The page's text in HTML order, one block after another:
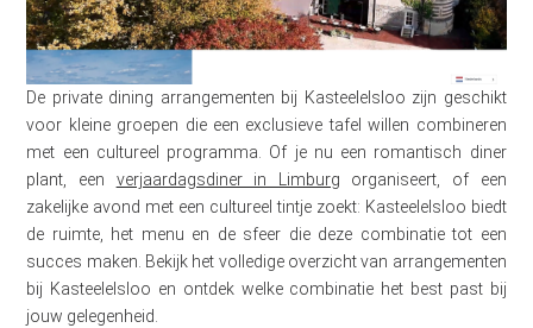
De private dining arrangementen bij Kasteelelsloo zijn geschikt
voor kleine groepen die een exclusieve tafel willen combineren
met een cultureel programma. Of je nu een romantisch diner
plant, een verjaardagsdiner in Limburg organiseert, of een
zakelijke avond met een cultureel tintje zoekt: Kasteelelsloo biedt
de ruimte, het menu en de sfeer die deze combinatie tot een
succes maken. Bekijk het volledige overzicht van arrangementen
bij Kasteelelsloo en ontdek welke combinatie het best past bij
jouw gelegenheid.